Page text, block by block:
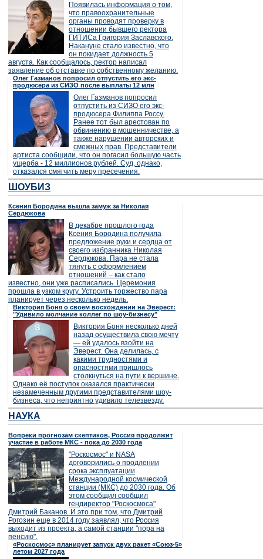
Появилась информация о том,
что правоохранительные
органы проводят проверку в
отношении бывшего ректора
ГИТИСа Григория Заславского.
Накануне стало известно, что
он покидает должность 5
августа. Как сообщалось, ректор написал
заявление об отставке по собственному желанию.
Олег Газманов попросил отпустить его экс-
продюсера из СИЗО после выплаты 12 млн
Олег Газманов попросил
отпустить из СИЗО его экс-
продюсера Филиппа Россу.
Ранее тот был арестован по
обвинению в мошенничестве, а
также нарушении авторских и
смежных прав. Представители
артиста сообщили, что он погасил большую часть
ущерба - 12 миллионов рублей. Суд, однако,
отказался смягчить меру пресечения.
ШОУБИЗ
Ксения Бородина вышла замуж за Николая
Сердюкова
В декабре прошлого года
Ксения Бородина получила
предложение руки и сердца от
своего избранника Николая
Сердюкова. Пара не стала
тянуть с оформлением
отношений – как стало
известно, они уже расписались. Церемония
прошла в узком кругу. Устроить торжество пара
планирует через несколько недель.
Виктория Боня о своем восхождении на Эверест:
"Удивило молчание коллег по шоу-бизнесу"
Виктория Боня несколько дней
назад осуществила свою мечту
— ей удалось взойти на
Эверест. Она делилась, с
какими трудностями и
опасностями пришлось
столкнуться на пути к вершине.
Однако её поступок оказался практически
незамеченным другими представителями шоу-
бизнеса, что неприятно удивило телезвезду.
НАУКА
Вопреки прогнозам скептиков, Россия продолжит
участие в работе МКС - пока до 2030 года
"Роскосмос" и NASA
договорились о продлении
срока эксплуатации
Международной космической
станции (МКС) до 2030 года. Об
этом сообщил сообщил
гендиректор "Роскосмоса"
Дмитрий Баканов. И это при том, что Дмитрий
Рогозин еще в 2014 году заявлял, что Россия
выходит из проекта, а самой станции "пора на
пенсию".
«Роскосмос» планирует запуск двух ракет «Союз-5»
летом 2027 года